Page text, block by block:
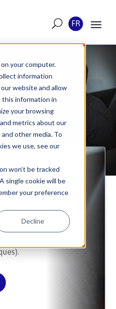
your computer.
information
website and allow
this information in
your browsing
metrics about our
other media. To
we use, see our
won’t be tracked
single cookie will be
your preference
Decline
FR
À
logiciels de simulation
de matériaux aux
et